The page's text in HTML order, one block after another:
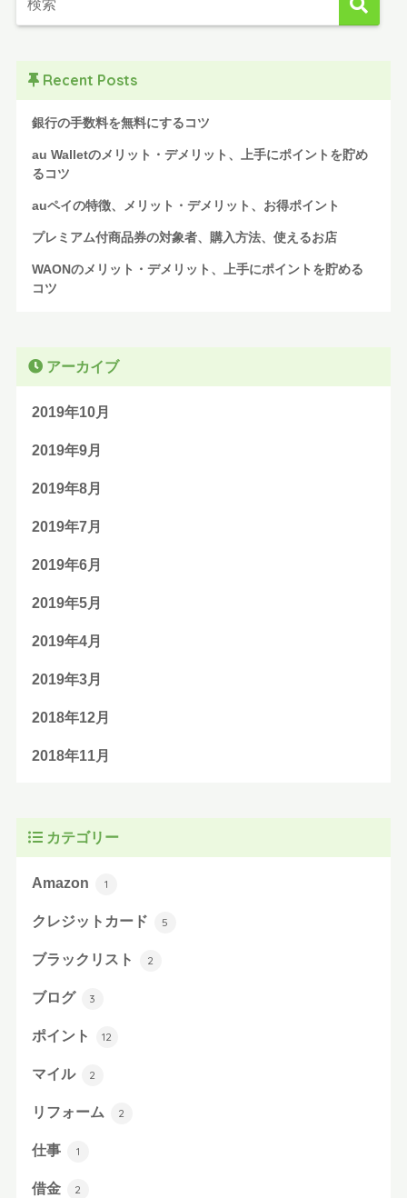
Recent Posts
銀行の手数料を無料にするコツ
au Walletのメリット・デメリット、上手にポイントを貯め
るコツ
auペイの特徴、メリット・デメリット、お得ポイント
プレミアム付商品券の対象者、購入方法、使えるお店
WAONのメリット・デメリット、上手にポイントを貯める
コツ
アーカイブ
2019年10月
2019年9月
2019年8月
2019年7月
2019年6月
2019年5月
2019年4月
2019年3月
2018年12月
2018年11月
カテゴリー
Amazon 1
クレジットカード 5
ブラックリスト 2
ブログ 3
ポイント 12
マイル 2
リフォーム 2
仕事 1
借金 2